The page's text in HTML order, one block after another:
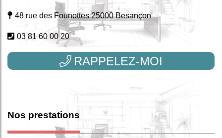
48 rue des Founottes 25000 Besançon
03 81 60 00 20
RAPPELEZ-MOI
Nos prestations